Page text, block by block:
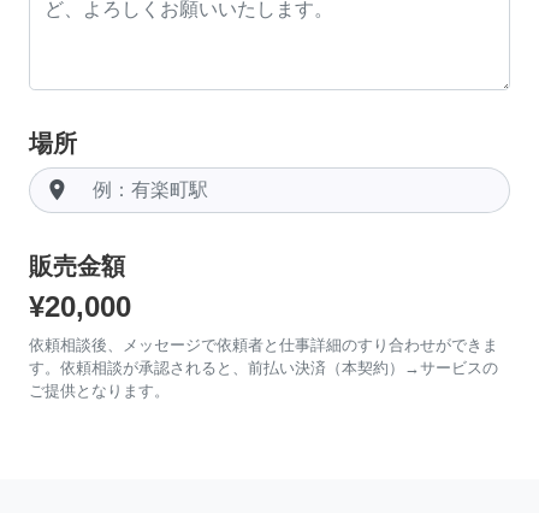
場所
room
販売金額
¥20,000
依頼相談後、メッセージで依頼者と仕事詳細のすり合わせができま
す。依頼相談が承認されると、前払い決済（本契約）→サービスの
ご提供となります。